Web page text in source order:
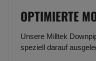
OPTIMIERTE
Unsere Milltek
speziell darauf